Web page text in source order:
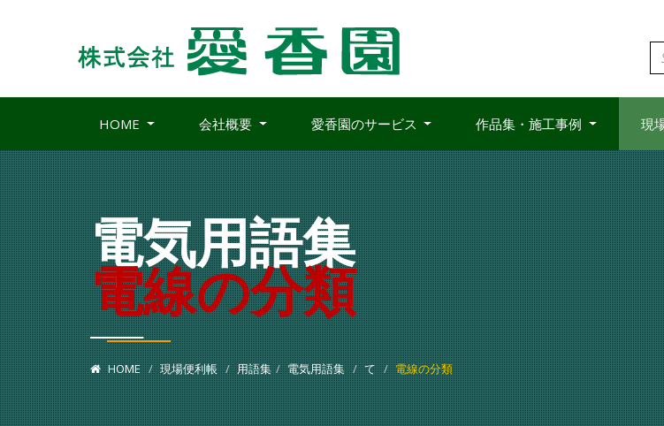
HOME 会社概要 愛香園のサービス 作品集・施工事例 現
電気用語集
電線の分類
HOME 現場便利帳 用語集 電気用語集 て 電線の分類